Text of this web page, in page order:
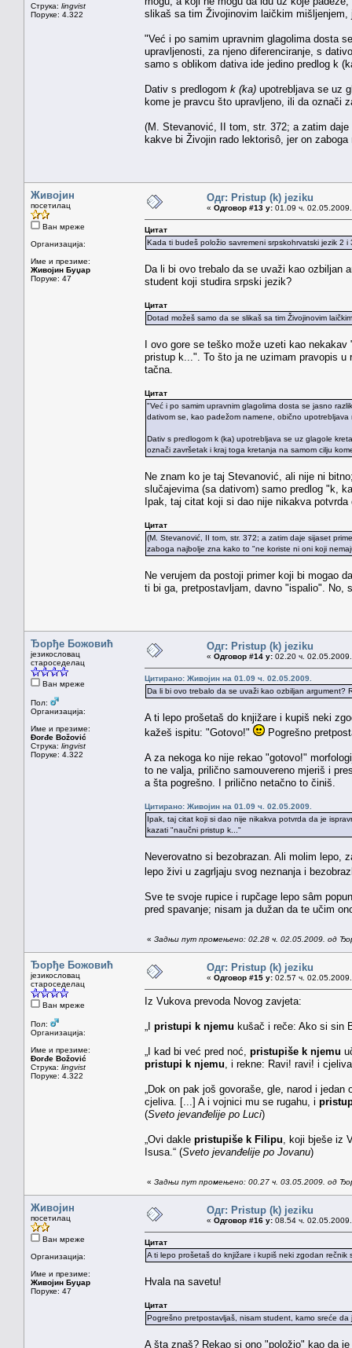
Струка: lingvist
Поруке: 4.322
slikaš sa tim Živojinovim laičkim
"Već i po samim upravnim glagolima dosta
upravljenosti, za njeno diferenciranje, s
samo s oblikom dativa ide jedino predlog k
Dativ s predlogom k (ka) upotrebljava se uz
kome je pravcu što upravljeno, ili da označi
(M. Stevanović, II tom, str. 372; a zatim
kakve bi Živojin rado lektorisô, jer on
Живојин
посетилац
Ван мреже
Организација:
Име и презиме:
Живојин Буџар
Поруке: 47
Одг: Pristup (k) jeziku
« Одговор #13 у: 01.09 ч.
Цитат
Kada ti budeš položio savremeni srpskohrvatski jezik 2 i
Da li bi ovo trebalo da se uvaži kao ozbiljan
student koji studira srpski jezik?
Цитат
Dotad možeš samo da se slikaš sa tim Živojinovim
I ovo gore se teško može uzeti kao
pristup k...". To što ja ne uzimam pravopis u
tačna.
Цитат
"Već i po samim upravnim glagolima dosta se jasno
dativom se, kao padežom namene, obično
Dativ s predlogom k (ka) upotrebljava se uz glagole
označi završetak i kraj toga kretanja na samom cilju
Ne znam ko je taj Stevanović, ali nije ni
slučajevima (sa dativom) samo predlog "k,
Ipak, taj citat koji si dao nije nikakva
Цитат
(M. Stevanović, II tom, str. 372; a zatim daje sijaset
zaboga najbolje zna kako to "ne koriste ni oni koji
Ne verujem da postoji primer koji bi mogao
ti bi ga, pretpostavljam, davno "ispalio". No,
Ђорђе Божовић
језикословац
староседелац
Ван мреже
Пол:
Организација:
Име и презиме:
Đorđe Božović
Струка: lingvist
Поруке: 4.322
Одг: Pristup (k) jeziku
« Одговор #14 у: 02.20 ч.
Цитирано: Живојин на 01.09 ч. 02.05.2009.
Da li bi ovo trebalo da se uvaži kao ozbiljan argument?
A ti lepo prošetaš do knjižare i kupiš neki
kažeš ispitu: "Gotovo!"
Pogrešno
A za nekoga ko nije rekao "gotovo!"
to ne valja, prilično samouvereno mjeriš i
a šta pogrešno. I prilično netačno to činiš.
Цитирано: Живојин на 01.09 ч. 02.05.2009.
Ipak, taj citat koji si dao nije nikakva potvrda da je
kazati "naučni pristup k..."
Neverovatno si bezobrazan. Ali molim lepo,
lepo živi u zagrljaju svog neznanja i
Sve te svoje rupice i rupčage lepo sâm
pred spavanje; nisam ja dužan da te učim
« Задњи пут промењено: 02.28 ч. 02.05.2009. од
Ђорђе Божовић
језикословац
староседелац
Ван мреже
Пол:
Организација:
Име и презиме:
Đorđe Božović
Струка: lingvist
Поруке: 4.322
Одг: Pristup (k) jeziku
« Одговор #15 у: 02.57 ч.
Iz Vukova prevoda Novog zavjeta:
„I pristupi k njemu kušač i reče: Ako si sin
„I kad bi već pred noć, pristupiše k njemu
pristupi k njemu , i rekne: Ravi! ravi! i
„Dok on pak još govoraše, gle, narod i
cjeliva. [...] A i vojnici mu se rugahu, i
(Sveto jevanđelije po Luci)
„Ovi dakle pristupiše k Filipu , koji bješe iz
Isusa.“ (Sveto jevanđelije po Jovanu)
« Задњи пут промењено: 00.27 ч. 03.05.2009. од
Живојин
посетилац
Ван мреже
Организација:
Име и презиме:
Живојин Буџар
Поруке: 47
Одг: Pristup (k) jeziku
« Одговор #16 у: 08.54 ч.
Цитат
A ti lepo prošetaš do knjižare i kupiš neki zgodan
Hvala na savetu!
Цитат
Pogrešno pretpostavljaš, nisam student, kamo sreće
A šta znaš? Rekao si ono "položio" kao da